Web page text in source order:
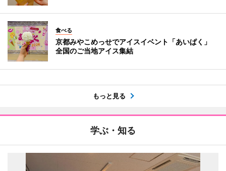
食べる
京都みやこめっせでアイスイベント「あいぱく」
全国のご当地アイス集結
もっと見る
学ぶ・知る